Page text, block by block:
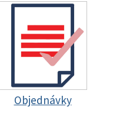
Objednávky